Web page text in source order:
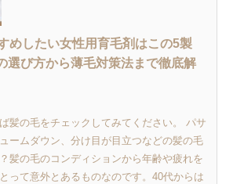
めしたい女性用育毛剤はこの5製
選び方から薄毛対策法まで徹底解
髪の毛をチェックしてみてください。 パサ
ームダウン、分け目が目立つなどの髪の毛
髪の毛のコンディションから年齢や疲れを
って意外とあるものなのです。40代からは